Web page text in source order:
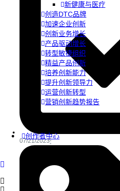
新健康与医疗
创造DTC品牌
加速企业创新
创新业务增长
产品驱动增长
转型敏捷组织
精益产品创新
培养创新能力
提升创新领导力
运营创新转型
营销创新趋势报告
创作者中心
07/21/2023